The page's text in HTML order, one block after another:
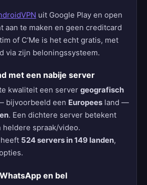
uit Google Play en open
aan te maken en geen creditcard
of C’Me is het echt gratis, met
via zijn beloningssysteem.
met een nabije server
kwaliteit een server geografisch
bijvoorbeeld een Europees land —
. Een dichtere server betekent
heldere spraak/video.
524 servers in 149 landen,
en bel